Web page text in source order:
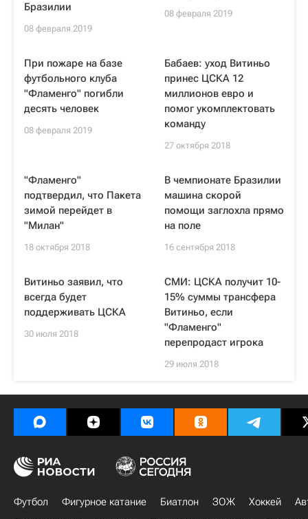
Бразилии
08 февраля 2019
08 февраля 2019
При пожаре на базе
футбольного клуба
"Фламенго" погибли
десять человек
08 февраля 2019
Бабаев: уход Витиньо
принес ЦСКА 12
миллионов евро и
помог укомплектовать
команду
27 октября 2018
"Фламенго"
подтвердил, что Пакета
зимой перейдет в
"Милан"
18 октября 2018
В чемпионате Бразилии
машина скорой
помощи заглохла прямо
на поле
16 сентября 2018
Витиньо заявил, что
всегда будет
поддерживать ЦСКА
30 июля 2018
СМИ: ЦСКА получит 10-
15% суммы трансфера
Витиньо, если
"Фламенго"
перепродаст игрока
29 июля 2018
Футбол Фигурное катание Биатлон ЗОЖ Хоккей